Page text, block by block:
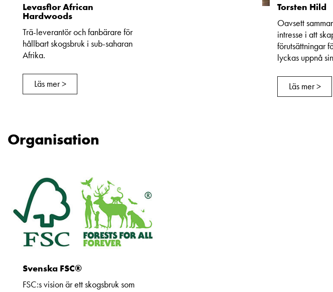
Levasflor African
Hardwoods
Trä-leverantör och fanbärare för
hållbart skogsbruk i sub-saharan
Afrika.
Läs mer >
Torsten Hild
Oavsett
intresse i att
förutsättningar
lyckas uppnå
Läs mer >
Organisation
Svenska FSC®
FSC:s vision är ett skogsbruk som